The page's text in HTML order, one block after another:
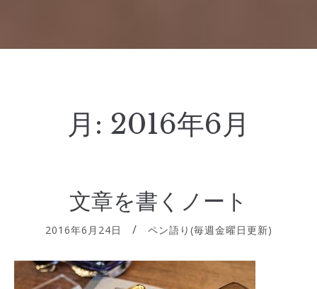
月: 2016年6月
文章を書くノート
2016年6月24日 ペン語り(毎週金曜日更新)